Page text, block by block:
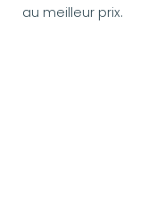
au meilleur prix.